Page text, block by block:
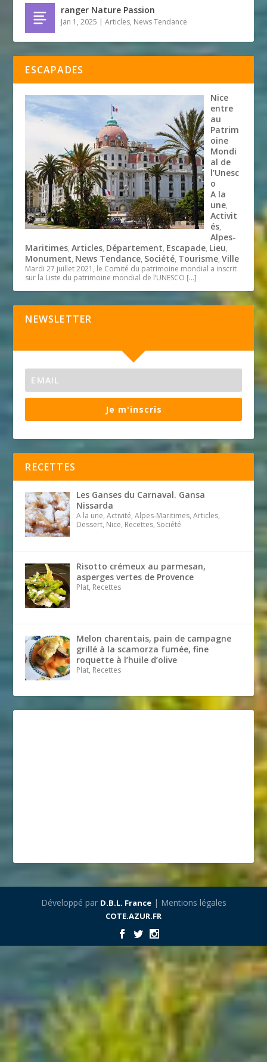
ranger Nature Passion
Jan 1, 2025 |Articles, News Tendance
ESCAPADES
Nice
entre
au
Patrim
oine
Mondi
al de
l’Unesc
o
A la
une,
Activit
és,
Alpes-
Maritimes,Articles, Département, Escapade, Lieu,
Monument, News Tendance, Société, Tourisme,Ville
Mardi 27 juillet 2021, le Comité du patrimoine mondial a inscrit
sur la Liste du patrimoine mondial de l’UNESCO […]
NEWSLETTER
Je m'inscris
RECETTES
Les Ganses du Carnaval. Gansa
Nissarda
A la une, Activité, Alpes-Maritimes, Articles,
Dessert, Nice, Recettes, Société
Risotto crémeux au parmesan,
asperges vertes de Provence
Plat, Recettes
Melon charentais, pain de campagne
grillé à la scamorza fumée, fine
roquette à l’huile d’olive
Plat, Recettes
Développé par D.B.L. France| Mentions légales
COTE.AZUR.FR